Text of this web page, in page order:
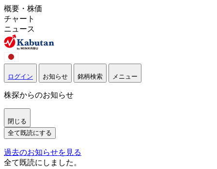
概要・株価
チャート
ニュース
ログイン お知らせ 銘柄検索 メニュー
株探からのお知らせ
閉じる
全て既読にする
過去のお知らせを見る
全て既読にしました。